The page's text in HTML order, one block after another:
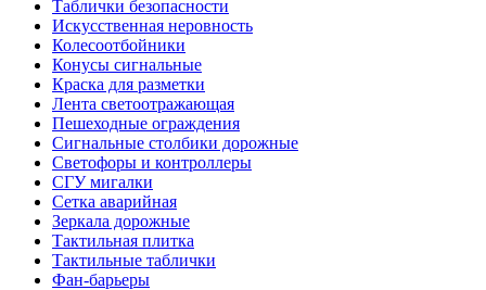
Таблички безопасности
Искусственная неровность
Колесоотбойники
Конусы сигнальные
Краска для разметки
Лента светоотражающая
Пешеходные ограждения
Сигнальные столбики дорожные
Светофоры и контроллеры
СГУ мигалки
Cетка аварийная
Зеркала дорожные
Тактильная плитка
Тактильные таблички
Фан-барьеры